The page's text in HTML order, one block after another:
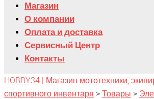
Магазин
О компании
Оплата и доставка
Сервисный Центр
Контакты
HOBBY34 | Магазин мототехники,
спортивного инвентаря > Товары >